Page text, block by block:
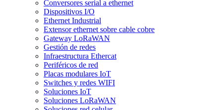
Conversores serial a ethernet
Dispositivos I/O
Ethernet Industrial
Extensor ethernet sobre cable cobre
Gateway LoRaWAN
Gestión de redes
Infraestructura Ethercat
Periféricos de red
Placas modulares IoT
Switches y redes WIFI
Soluciones IoT
Soluciones LoRaWAN